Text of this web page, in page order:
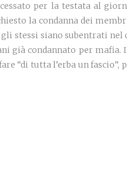
per la testata al
la condanna dei
stessi siano subentrati
già condannato per mafia.
“di tutta l’erba un fascio”,